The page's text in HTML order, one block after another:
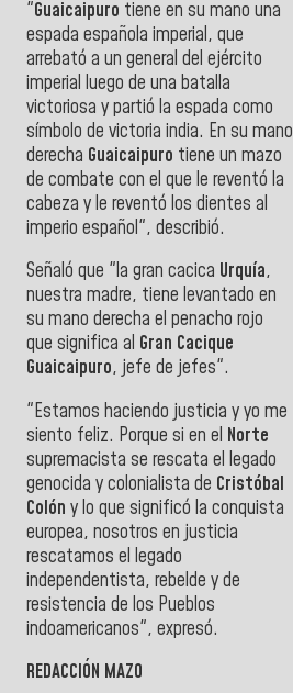
"Guaicaipuro tiene en su mano una
espada española imperial, que
arrebató a un general del ejército
imperial luego de una batalla
victoriosa y partió la espada como
símbolo de victoria india. En su mano
derecha Guaicaipuro tiene un mazo
de combate con el que le reventó la
cabeza y le reventó los dientes al
imperio español", describió.
Señaló que "la gran cacica Urquía,
nuestra madre, tiene levantado en
su mano derecha el penacho rojo
que significa al Gran Cacique
Guaicaipuro, jefe de jefes".
"Estamos haciendo justicia y yo me
siento feliz. Porque si en el Norte
supremacista se rescata el legado
genocida y colonialista de Cristóbal
Colón y lo que significó la conquista
europea, nosotros en justicia
rescatamos el legado
independentista, rebelde y de
resistencia de los Pueblos
indoamericanos", expresó.
REDACCIÓN MAZO